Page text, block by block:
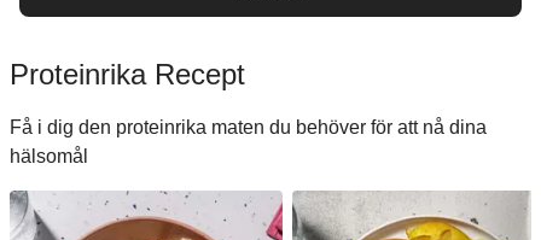
Proteinrika Recept
Få i dig den proteinrika maten du behöver för att nå dina
hälsomål